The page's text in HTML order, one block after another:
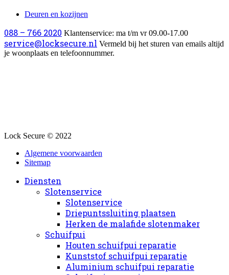
Deuren en kozijnen
088 – 766 2020 Klantenservice: ma t/m vr 09.00-17.00
service@locksecure.nl Vermeld bij het sturen van emails altijd
je woonplaats en telefoonnummer.
Lock Secure © 2022
Algemene voorwaarden
Sitemap
Diensten
Slotenservice
Slotenservice
Driepuntssluiting plaatsen
Herken de malafide slotenmaker
Schuifpui
Houten schuifpui reparatie
Kunststof schuifpui reparatie
Aluminium schuifpui reparatie